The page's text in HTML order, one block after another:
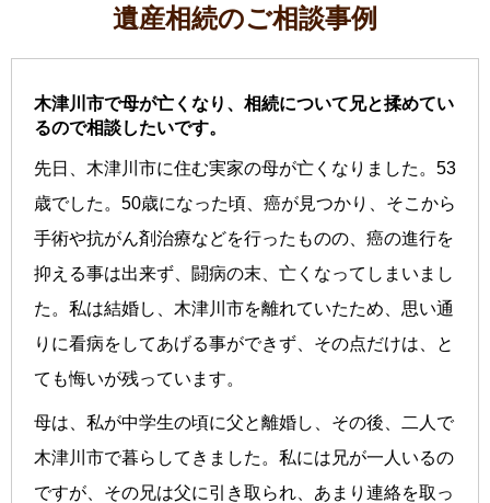
遺産相続のご相談事例
木津川市で母が亡くなり、相続について兄と揉めてい
るので相談したいです。
先日、木津川市に住む実家の母が亡くなりました。53
歳でした。50歳になった頃、癌が見つかり、そこから
手術や抗がん剤治療などを行ったものの、癌の進行を
抑える事は出来ず、闘病の末、亡くなってしまいまし
た。私は結婚し、木津川市を離れていたため、思い通
りに看病をしてあげる事ができず、その点だけは、と
ても悔いが残っています。
母は、私が中学生の頃に父と離婚し、その後、二人で
木津川市で暮らしてきました。私には兄が一人いるの
ですが、その兄は父に引き取られ、あまり連絡を取っ